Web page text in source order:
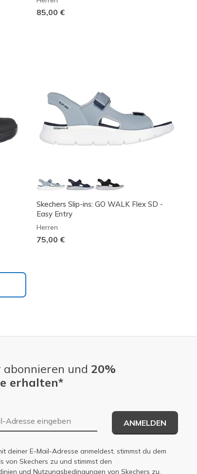
85,00 €
Skechers Slip-ins: GO WALK Flex SD -
Easy Entry
Herren
75,00 €
und 20%
erhalten*
Adresse
ANMELDEN
deiner E-Mail-Adresse anmeldest, stimmst du dem
von Skechers zu und stimmst den
und Nutzungsbedingungen von Skechers zu.